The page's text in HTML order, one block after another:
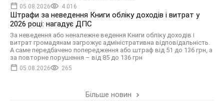
05.08.2026 4 016
Штрафи за неведення Книги обліку доходів і витрат у
2026 році: нагадує ДПС
За неведення або неналежне ведення Книги обліку доходів і
витрат громадянам загрожує адміністративна відповідальність.
А саме передбачено попередження або штраф від 51 до 136 грн, а
за повторне порушення – від 85 до 136 грн
05.08.2026 265
Більше новин